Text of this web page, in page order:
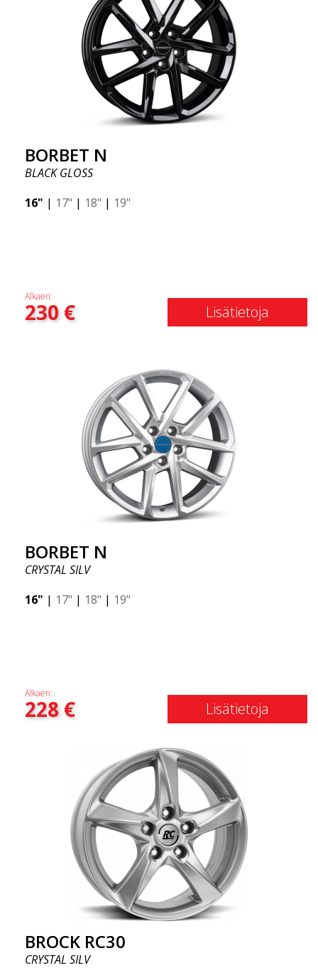
BORBET N
BLACK GLOSS
16" | 17" | 18" | 19"
Alkaen:
230€ Lisätietoja
BORBET N
CRYSTAL SILV
16" | 17" | 18" | 19"
Alkaen:
228€ Lisätietoja
BROCK RC30
CRYSTAL SILV